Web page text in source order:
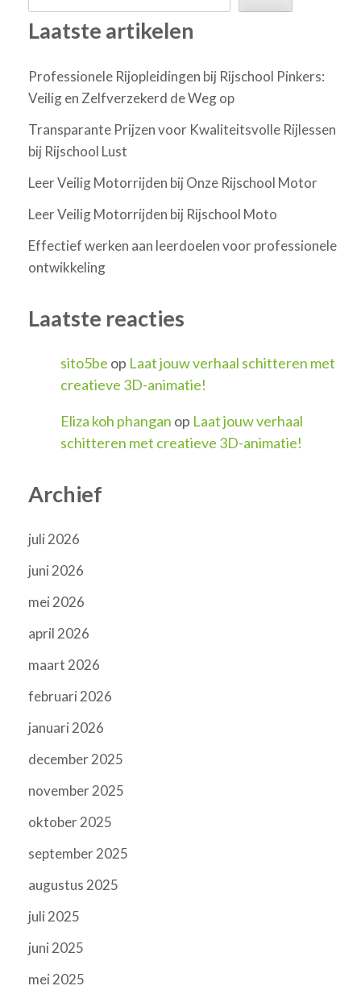
Laatste artikelen
Professionele Rijopleidingen bij Rijschool Pinkers:
Veilig en Zelfverzekerd de Weg op
Transparante Prijzen voor Kwaliteitsvolle Rijlessen
bij Rijschool Lust
Leer Veilig Motorrijden bij Onze Rijschool Motor
Leer Veilig Motorrijden bij Rijschool Moto
Effectief werken aan leerdoelen voor professionele
ontwikkeling
Laatste reacties
sito5be op Laat jouw verhaal schitteren met
creatieve 3D-animatie!
Eliza koh phangan op Laat jouw verhaal
schitteren met creatieve 3D-animatie!
Archief
juli 2026
juni 2026
mei 2026
april 2026
maart 2026
februari 2026
januari 2026
december 2025
november 2025
oktober 2025
september 2025
augustus 2025
juli 2025
juni 2025
mei 2025